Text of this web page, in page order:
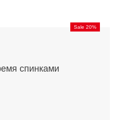
Sale 20%
спинками